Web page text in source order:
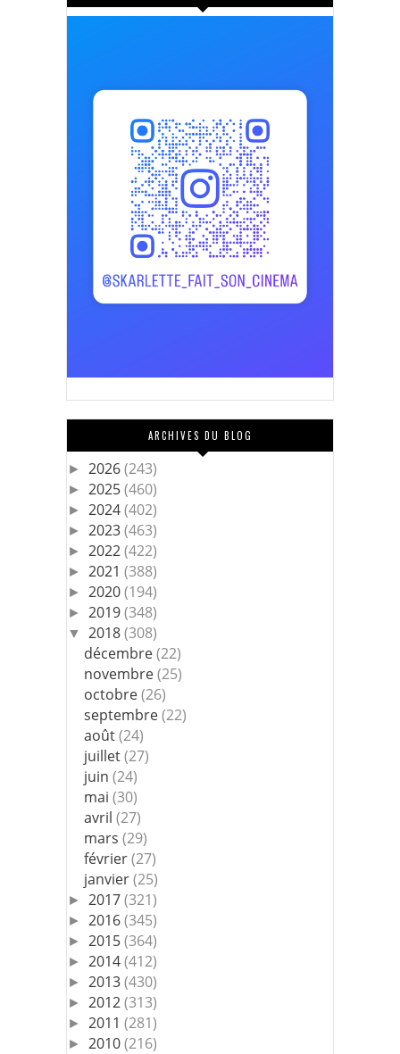
ARCHIVES DU BLOG
► 2026(243)
► 2025(460)
► 2024(402)
► 2023(463)
► 2022(422)
► 2021 (388)
► 2020(194)
► 2019(348)
▼ 2018(308)
décembre(22)
novembre(25)
octobre(26)
septembre(22)
août(24)
juillet(27)
juin(24)
mai(30)
avril(27)
mars(29)
février(27)
janvier(25)
► 2017(321)
► 2016(345)
► 2015(364)
► 2014(412)
► 2013(430)
► 2012(313)
► 2011 (281)
► 2010(216)